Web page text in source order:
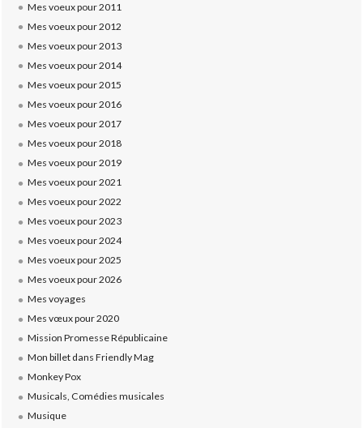
Mes voeux pour 2011
Mes voeux pour 2012
Mes voeux pour 2013
Mes voeux pour 2014
Mes voeux pour 2015
Mes voeux pour 2016
Mes voeux pour 2017
Mes voeux pour 2018
Mes voeux pour 2019
Mes voeux pour 2021
Mes voeux pour 2022
Mes voeux pour 2023
Mes voeux pour 2024
Mes voeux pour 2025
Mes voeux pour 2026
Mes voyages
Mes vœux pour 2020
Mission Promesse Républicaine
Mon billet dans Friendly Mag
Monkey Pox
Musicals, Comédies musicales
Musique